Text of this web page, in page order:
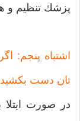
پزشك تنظيم و
اشتباه پنجم:
تان دست
در صورت